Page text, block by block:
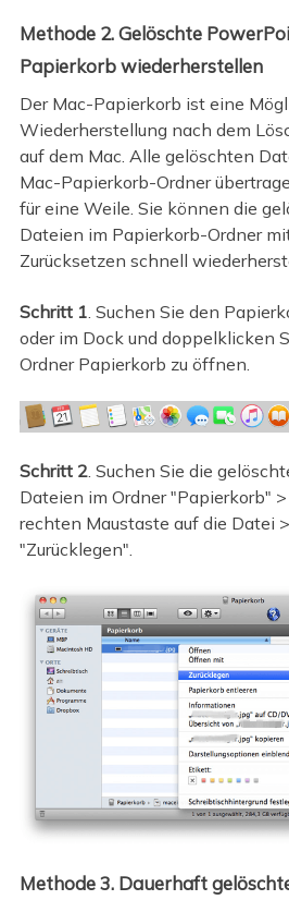
Methode 2. Gelöschte
Papierkorb wiederherstellen
Der Mac-Papierkorb ist eine
Wiederherstellung nach dem
auf dem Mac. Alle gelöschten
Mac-Papierkorb-Ordner
für eine Weile. Sie können die
Dateien im Papierkorb-Ordner
Zurücksetzen schnell
Schritt 1 . Suchen Sie den
oder im Dock und doppelklicken
Ordner Papierkorb zu öffnen.
Schritt 2. Suchen Sie die
Dateien im Ordner "Papierkorb"
rechten Maustaste auf die Datei
"Zurücklegen".
Methode 3. Dauerhaft